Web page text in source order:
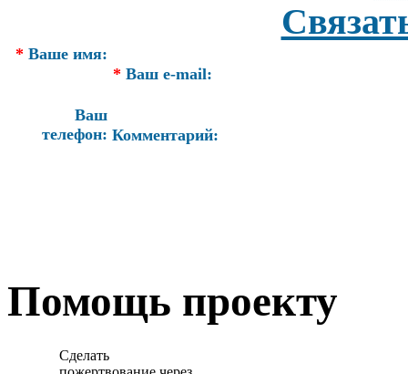
* Ваше имя:
* Ваш e-mail:
Ваш
телефон: Комментарий:
Помощь проекту
Сделать